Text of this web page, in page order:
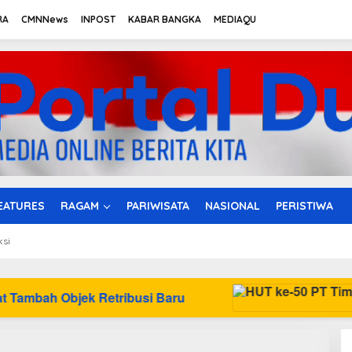
CMNNews INPOST KABAR BANGKA MEDIAQU
RAGAM PARIWISATA NASIONAL PERISTIWA
Baru